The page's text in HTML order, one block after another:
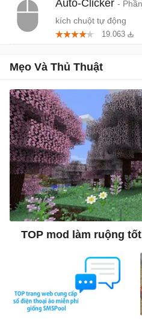
Auto-Clicker -
kích chuột tự động
19.063
Mẹo Và Thủ Thuật
TOP mod làm ruộng